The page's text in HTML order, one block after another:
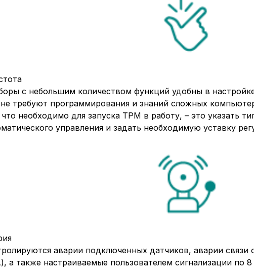
с небольшим количеством функций удобны в
требуют программирования и знаний сложных
необходимо для запуска ТРМ в работу, – это указать
управления и задать необходимую уставку
аварии подключенных датчиков, аварии
а также настраиваемые пользователем сигнализации по